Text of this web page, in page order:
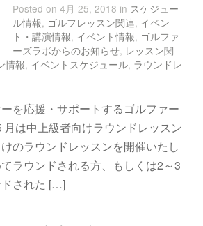
Posted on 4月 25, 2018 in スケジュー
ル情報, ゴルフレッスン関連, イベン
ト・講演情報, イベント情報, ゴルファ
ーズラボからのお知らせ, レッスン関
情報, イベントスケジュール, ラウンドレ
を応援・サポートするゴルファー
月は中上級者向けラウンドレッスン
のラウンドレッスンを開催いたし
ラウンドされる方、もしくは2～3
ドされた […]